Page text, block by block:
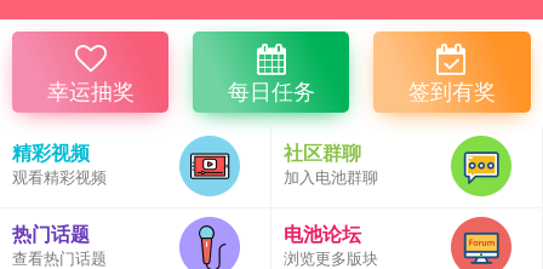
幸运抽奖 每日任务 签到有奖
精彩视频
观看精彩视频
社区群聊
加入电池群聊
热门话题
查看热门话题
电池论坛
浏览更多版块